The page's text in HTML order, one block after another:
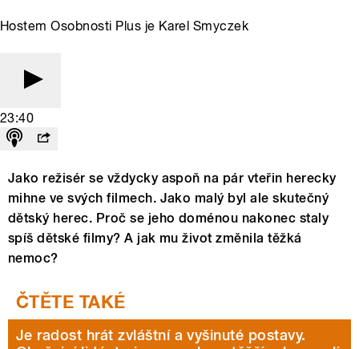
Hostem Osobnosti Plus je Karel Smyczek
23:40
Jako režisér se vždycky aspoň na pár vteřin herecky
mihne ve svých filmech. Jako malý byl ale skutečný
dětský herec. Proč se jeho doménou nakonec staly
spíš dětské filmy? A jak mu život změnila těžká
nemoc?
Je radost hrát zvláštní a vyšinuté postavy.